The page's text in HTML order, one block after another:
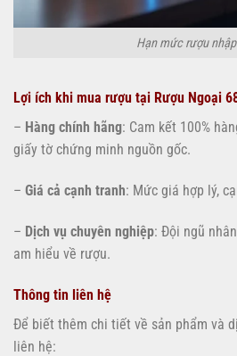
Hạn mức rượu
Lợi ích khi mua rượu tại Rượu Ngoại
– Hàng chính hãng: Cam kết 100%
giấy tờ chứng minh nguồn gốc.
– Giá cả cạnh tranh: Mức giá hợp lý,
– Dịch vụ chuyên nghiệp: Đội ngũ
am hiểu về rượu.
Thông tin liên hệ
Để biết thêm chi tiết về sản phẩm và
liên hệ: